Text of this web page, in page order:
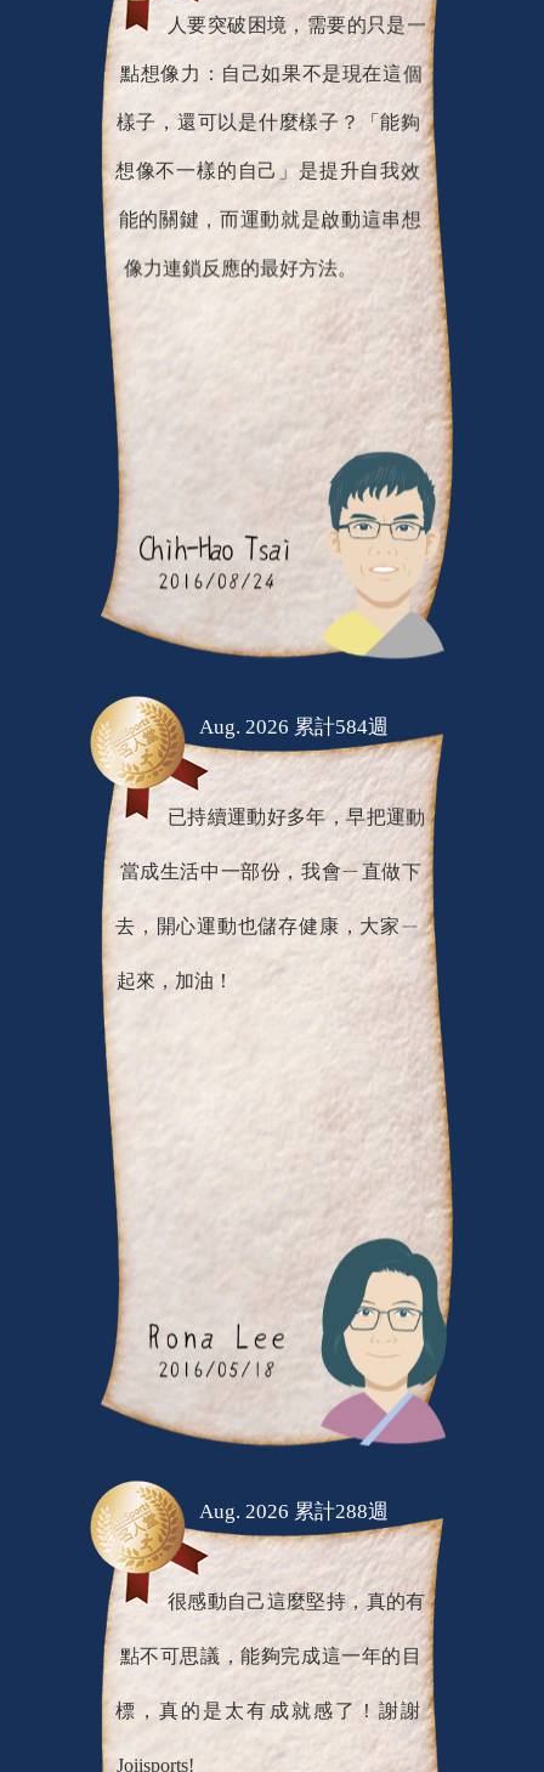
人要突破困境，需要的只是一
點想像力：自己如果不是現在這個
樣子，還可以是什麼樣子？「能夠
想像不一樣的自己」是提升自我效
能的關鍵，而運動就是啟動這串想
Aug. 2026 累計584週
已持續運動好多年，早把運動
當成生活中一部份，我會ㄧ直做下
去，開心運動也儲存健康，大家ㄧ
起來，加油！
Aug. 2026 累計288週
很感動自己這麼堅持，真的有
點不可思議，能夠完成這一年的目
標，真的是太有成就感了！謝謝